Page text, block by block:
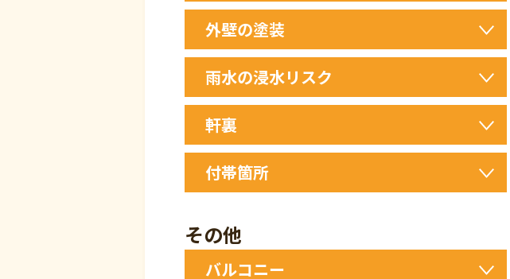
破損・欠損
反り
ひび割れ
腐食・サビ
凍害
外壁の塗装
塗膜の劣化
剥離・浮き
苔・藻の繁殖
雨水の浸水リスク
窓台・敷居の雨漏りあと
窓枠周辺のしみ窓枠周辺のしみ
雨樋のつまり
外壁のシーリングの破断・欠損
開口部周りのシーリングの破断・欠損
軒裏
軒裏天井の雨漏りあと
シーリング材の破断・欠損
表面塗装の劣化
付帯箇所
幕板の劣化・塗装の剥離
庇の劣化・サビ
その他
バルコニー